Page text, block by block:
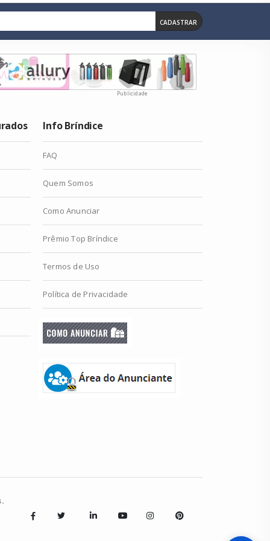
CADASTRAR
Publicidade
Info Bríndice
FAQ
Quem Somos
Como Anunciar
Prêmio Top Bríndice
Termos de Uso
Política de Privacidade